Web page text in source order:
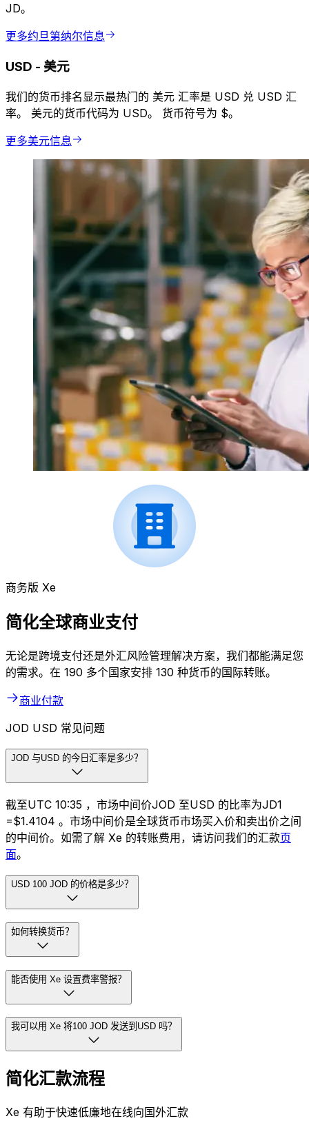
JD。
更多约旦第纳尔信息
USD - 美元
我们的货币排名显示最热门的 美元 汇率是 USD 兑 USD 汇
率。 美元的货币代码为 USD。 货币符号为 $。
更多美元信息
商务版 Xe
简化全球商业支付
无论是跨境支付还是外汇风险管理解决方案，我们都能满足您
的需求。在 190 多个国家安排 130 种货币的国际转账。
商业付款
JOD USD 常见问题
JOD 与USD 的今日汇率是多少？
截至UTC 10:35 ，市场中间价JOD 至USD 的比率为JD1
=$1.4104 。市场中间价是全球货币市场买入价和卖出价之间
的中间价。如需了解 Xe 的转账费用，请访问我们的汇款页
面。
USD 100 JOD 的价格是多少？
如何转换货币？
能否使用 Xe 设置费率警报？
我可以用 Xe 将100 JOD 发送到USD 吗？
简化汇款流程
Xe 有助于快速低廉地在线向国外汇款